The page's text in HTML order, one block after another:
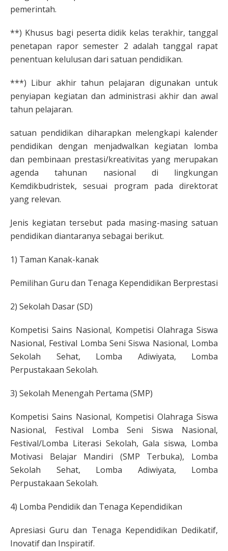
pemerintah.
**) Khusus bagi peserta didik kelas terakhir, tanggal
penetapan rapor semester 2 adalah tanggal rapat
penentuan kelulusan dari satuan pendidikan.
***) Libur akhir tahun pelajaran digunakan untuk
penyiapan kegiatan dan administrasi akhir dan awal
tahun pelajaran.
satuan pendidikan diharapkan melengkapi kalender
pendidikan dengan menjadwalkan kegiatan lomba
dan pembinaan prestasi/kreativitas yang merupakan
agenda tahunan nasional di lingkungan
Kemdikbudristek, sesuai program pada direktorat
yang relevan.
Jenis kegiatan tersebut pada masing-masing satuan
pendidikan diantaranya sebagai berikut.
1) Taman Kanak-kanak
Pemilihan Guru dan Tenaga Kependidikan Berprestasi
2) Sekolah Dasar (SD)
Kompetisi Sains Nasional, Kompetisi Olahraga Siswa
Nasional, Festival Lomba Seni Siswa Nasional, Lomba
Sekolah Sehat, Lomba Adiwiyata, Lomba
Perpustakaan Sekolah.
3) Sekolah Menengah Pertama (SMP)
Kompetisi Sains Nasional, Kompetisi Olahraga Siswa
Nasional, Festival Lomba Seni Siswa Nasional,
Festival/Lomba Literasi Sekolah, Gala siswa, Lomba
Motivasi Belajar Mandiri (SMP Terbuka), Lomba
Sekolah Sehat, Lomba Adiwiyata, Lomba
Perpustakaan Sekolah.
4) Lomba Pendidik dan Tenaga Kependidikan
Apresiasi Guru dan Tenaga Kependidikan Dedikatif,
Inovatif dan Inspiratif.